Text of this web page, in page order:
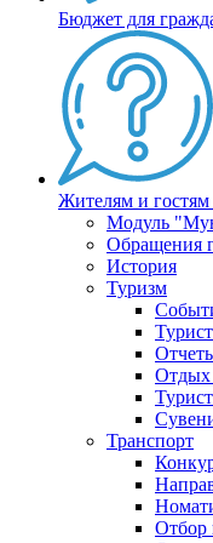
Бюджет для
Жителям и гостям
Модуль
Обращения
История
Туризм
Отдых
Транспорт
Отбор